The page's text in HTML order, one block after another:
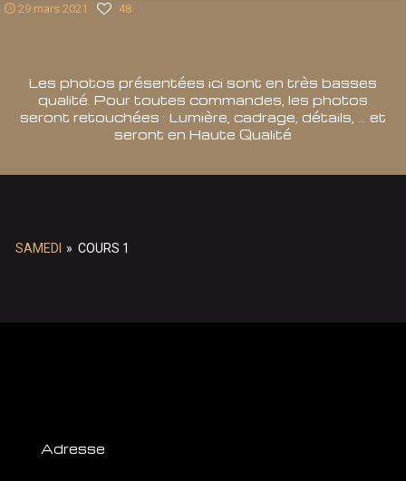
29 mars 2021 48
Les photos présentées ici sont en très basses
qualité. Pour toutes commandes, les photos
seront retouchées : Lumière, cadrage, détails, ... et
seront en Haute Qualité
SAMEDI » COURS 1
Adresse